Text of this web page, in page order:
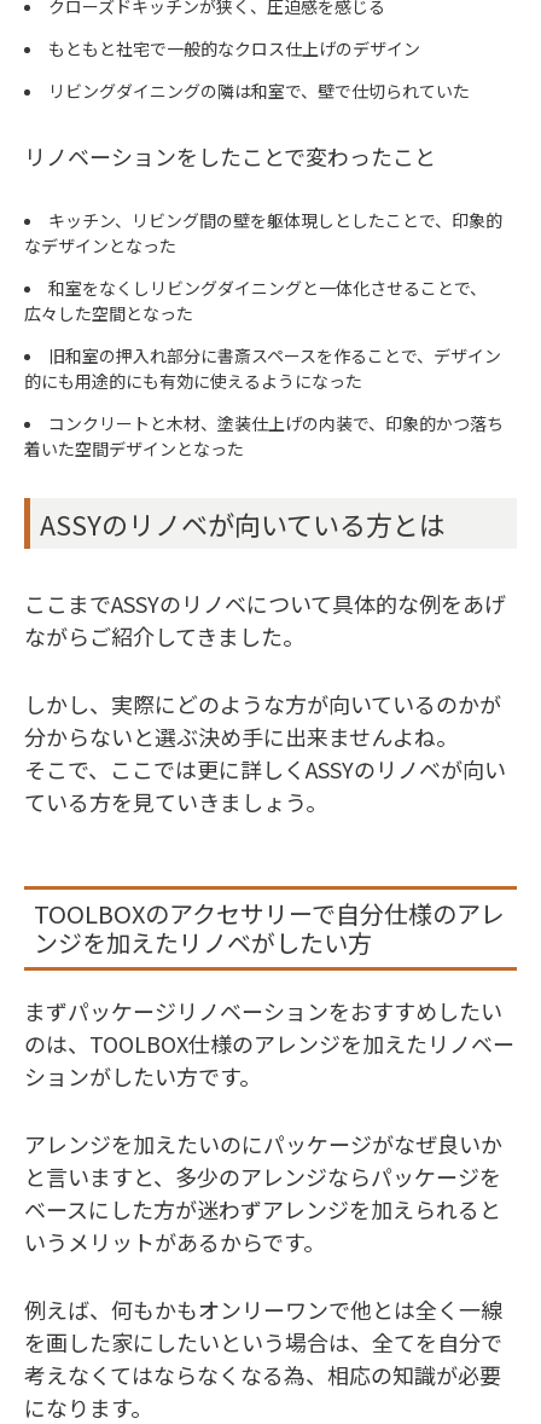
クローズドキッチンが狭く、圧迫感を感じる
もともと社宅で一般的なクロス仕上げのデザイン
リビングダイニングの隣は和室で、壁で仕切られていた
リノベーションをしたことで変わったこと
キッチン、リビング間の壁を躯体現しとしたことで、印象的
なデザインとなった
和室をなくしリビングダイニングと一体化させることで、
広々した空間となった
旧和室の押入れ部分に書斎スペースを作ることで、デザイン
的にも用途的にも有効に使えるようになった
コンクリートと木材、塗装仕上げの内装で、印象的かつ落ち
着いた空間デザインとなった
ASSYのリノベが向いている方とは
ここまでASSYのリノベについて具体的な例をあげ
ながらご紹介してきました。
しかし、実際にどのような方が向いているのかが
分からないと選ぶ決め手に出来ませんよね。
そこで、ここでは更に詳しくASSYのリノベが向い
ている方を見ていきましょう。
TOOLBOXのアクセサリーで自分仕様のアレ
ンジを加えたリノベがしたい方
まずパッケージリノベーションをおすすめしたい
のは、TOOLBOX仕様のアレンジを加えたリノベー
ションがしたい方です。
アレンジを加えたいのにパッケージがなぜ良いか
と言いますと、多少のアレンジならパッケージを
ベースにした方が迷わずアレンジを加えられると
いうメリットがあるからです。
例えば、何もかもオンリーワンで他とは全く一線
を画した家にしたいという場合は、全てを自分で
考えなくてはならなくなる為、相応の知識が必要
になります。